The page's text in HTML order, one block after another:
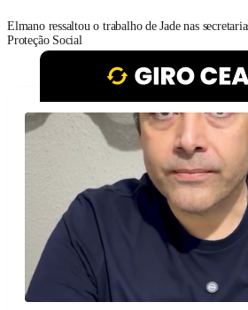
Elmano ressaltou o trabalho de Jade nas
Proteção Social